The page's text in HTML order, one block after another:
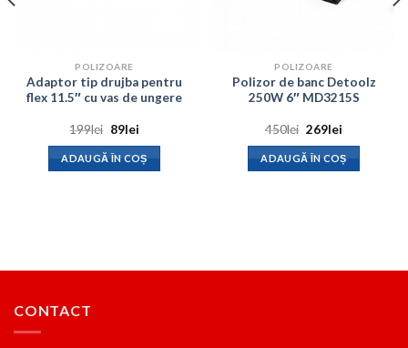
POLIZOARE
Adaptor tip drujba pentru
flex 11.5″ cu vas de ungere
199lei Prețul
a
fost:
199lei.
89leiPrețul
este:
89lei.
ADAUGĂ ÎN COȘ
POLIZOARE
Polizor de banc Detoolz
250W 6″ MD3215S
450lei Prețul
a
fost:
450lei.
269leiPrețul
este:
269lei.
ADAUGĂ ÎN COȘ
CONTACT